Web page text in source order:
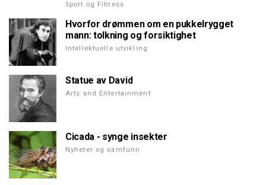
Sport og Fitness
Hvorfor drømmen om en pukkelrygget
mann: tolkning og forsiktighet
Intellektuelle utvikling
Statue av David
Arts and Entertainment
Cicada - synge insekter
Nyheter og samfunn